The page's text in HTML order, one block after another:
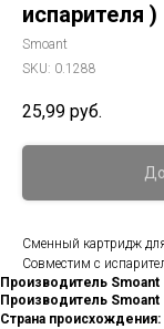
испарителя )
Smoant
SKU: 0.1288
25,99 руб.
Сменный картридж
Совместим с
Производитель Smoant
Производитель Smoant
Страна происхождения: